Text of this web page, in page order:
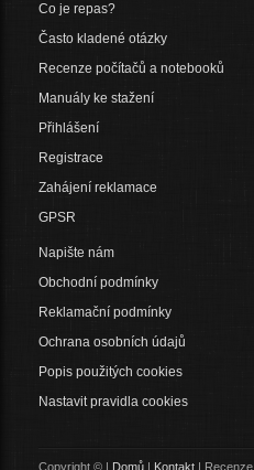
Co je repas?
Často kladené otázky
Recenze počítačů a notebooků
Manuály ke stažení
Přihlášení
Registrace
Zahájení reklamace
GPSR
Napište nám
Obchodní podmínky
Reklamační podmínky
Ochrana osobních údajů
Popis použitých cookies
Nastavit pravidla cookies
Copyright © | Domů | Kontakt | Recenze